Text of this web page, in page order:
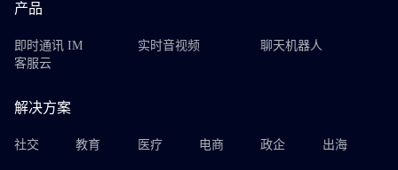
产品
即时通讯 IM 实时音视频
聊天机器人
客服云
解决方案
社交 教育 医疗 电商 政企 出海